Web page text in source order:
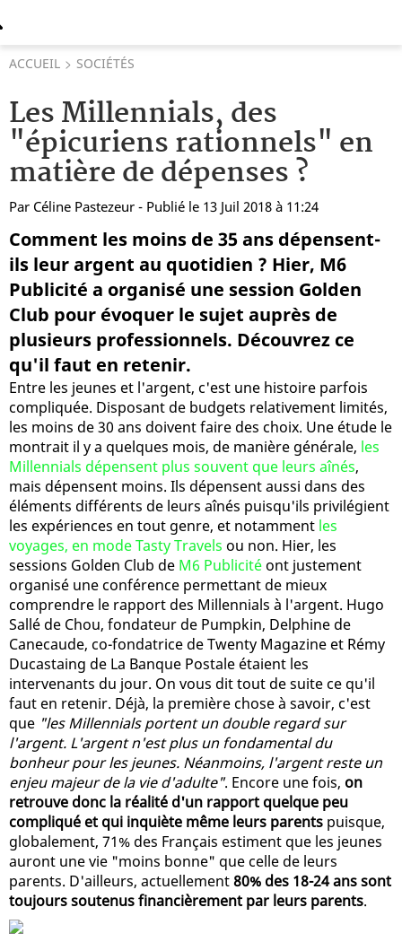
ACCUEIL SOCIÉTÉS
Les Millennials, des
"épicuriens rationnels" en
matière de dépenses ?
Par Céline Pastezeur - Publié le 13 Juil 2018 à 11:24
Comment les moins de 35 ans dépensent-
ils leur argent au quotidien ? Hier, M6
Publicité a organisé une session Golden
Club pour évoquer le sujet auprès de
plusieurs professionnels. Découvrez ce
qu'il faut en retenir.
Entre les jeunes et l'argent, c'est une histoire parfois
compliquée. Disposant de budgets relativement limités,
les moins de 30 ans doivent faire des choix. Une étude le
montrait il y a quelques mois, de manière générale, les
Millennials dépensent plus souvent que leurs aînés,
mais dépensent moins. Ils dépensent aussi dans des
éléments différents de leurs aînés puisqu'ils privilégient
les expériences en tout genre, et notamment les
voyages, en mode Tasty Travels ou non. Hier, les
sessions Golden Club de M6 Publicité ont justement
organisé une conférence permettant de mieux
comprendre le rapport des Millennials à l'argent. Hugo
Sallé de Chou, fondateur de Pumpkin, Delphine de
Canecaude, co-fondatrice de Twenty Magazine et Rémy
Ducastaing de La Banque Postale étaient les
intervenants du jour. On vous dit tout de suite ce qu'il
faut en retenir. Déjà, la première chose à savoir, c'est
que "les Millennials portent un double regard sur
l'argent. L'argent n'est plus un fondamental du
bonheur pour les jeunes. Néanmoins, l'argent reste un
enjeu majeur de la vie d'adulte". Encore une fois, on
retrouve donc la réalité d'un rapport quelque peu
compliqué et qui inquiète même leurs parents puisque,
globalement, 71% des Français estiment que les jeunes
auront une vie "moins bonne" que celle de leurs
parents. D'ailleurs, actuellement80% des 18-24 ans sont
toujours soutenus financièrement par leurs parents.